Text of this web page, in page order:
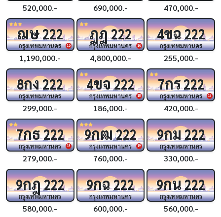
520,000.- 690,000.- 470,000.-
15
ฌษ222
กรุงเทพมหานคร
1,190,000.-
16
ฎฎ222
กรุงเทพมหานคร
4,800,000.-
4ขฉ222
กรุงเทพมหานคร
255,000.-
8กง222
กรุงเทพมหานคร
299,000.-
18
4ขจ222
กรุงเทพมหานคร
186,000.-
18
7กร222
กรุงเทพมหานคร
420,000.-
18
7กธ222
กรุงเทพมหานคร
279,000.-
19
9กฒ222
กรุงเทพมหานคร
760,000.-
9กม222
กรุงเทพมหานคร
330,000.-
9กฎ222
กรุงเทพมหานคร
580,000.-
9กฉ222
กรุงเทพมหานคร
600,000.-
9กน222
กรุงเทพมหานคร
560,000.-